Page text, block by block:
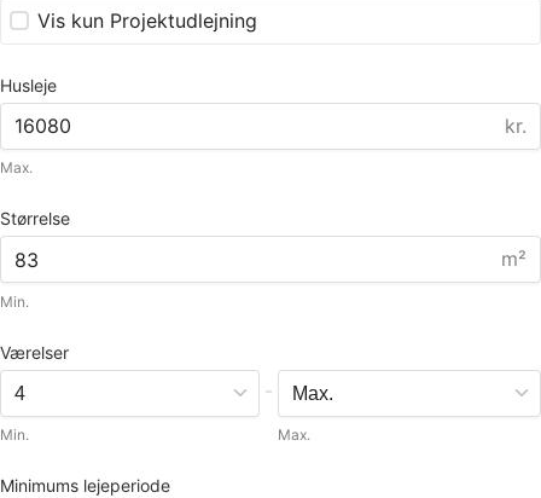
Vis kun Projektudlejning
Husleje
kr.
Max.
Størrelse
m²
Min.
Værelser
Min.
-
Max.
Minimums lejeperiode